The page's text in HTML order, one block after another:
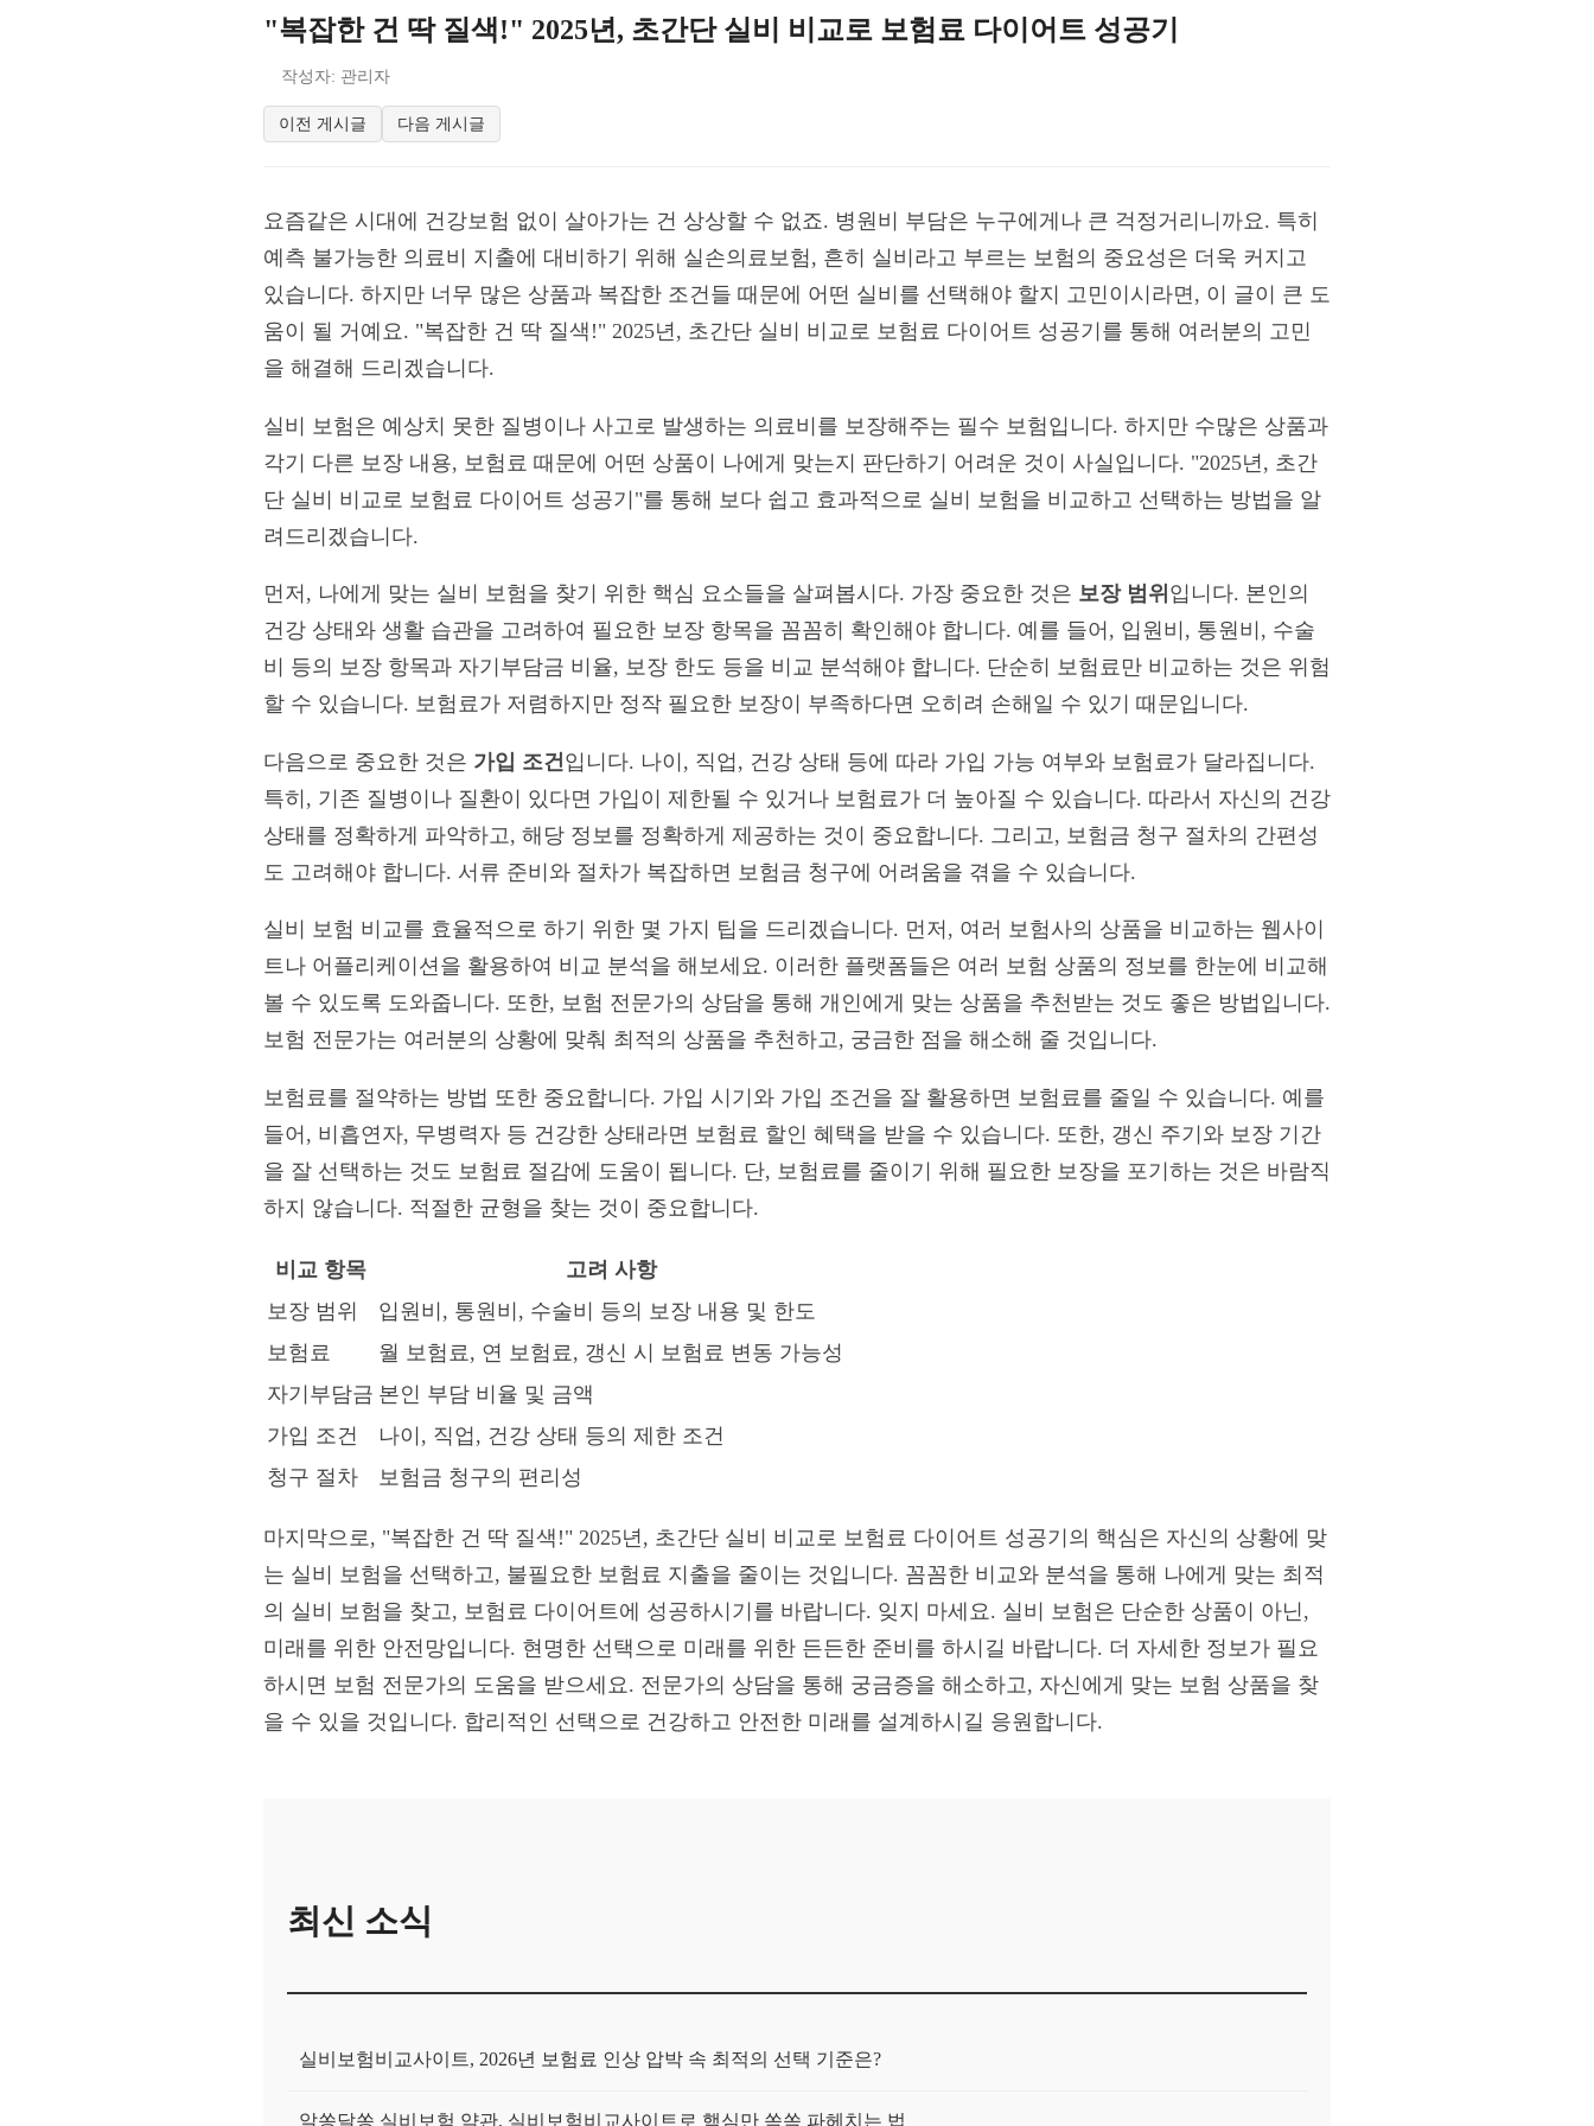
"복잡한 건 딱 질색!" 2025년, 초간단 실비 비교로 보험료 다이어트 성공기
작성자: 관리자
이전 게시글 다음 게시글
요즘같은 시대에 건강보험 없이 살아가는 건 상상할 수 없죠. 병원비 부담은 누구에게나 큰 걱정거리니까요. 특히
예측 불가능한 의료비 지출에 대비하기 위해 실손의료보험, 흔히 실비라고 부르는 보험의 중요성은 더욱 커지고
있습니다. 하지만 너무 많은 상품과 복잡한 조건들 때문에 어떤 실비를 선택해야 할지 고민이시라면, 이 글이 큰 도
움이 될 거예요. "복잡한 건 딱 질색!" 2025년, 초간단 실비 비교로 보험료 다이어트 성공기를 통해 여러분의 고민
을 해결해 드리겠습니다.
실비 보험은 예상치 못한 질병이나 사고로 발생하는 의료비를 보장해주는 필수 보험입니다. 하지만 수많은 상품과
각기 다른 보장 내용, 보험료 때문에 어떤 상품이 나에게 맞는지 판단하기 어려운 것이 사실입니다. "2025년, 초간
단 실비 비교로 보험료 다이어트 성공기"를 통해 보다 쉽고 효과적으로 실비 보험을 비교하고 선택하는 방법을 알
려드리겠습니다.
먼저, 나에게 맞는 실비 보험을 찾기 위한 핵심 요소들을 살펴봅시다. 가장 중요한 것은 보장 범위 입니다. 본인의
건강 상태와 생활 습관을 고려하여 필요한 보장 항목을 꼼꼼히 확인해야 합니다. 예를 들어, 입원비, 통원비, 수술
비 등의 보장 항목과 자기부담금 비율, 보장 한도 등을 비교 분석해야 합니다. 단순히 보험료만 비교하는 것은 위험
할 수 있습니다. 보험료가 저렴하지만 정작 필요한 보장이 부족하다면 오히려 손해일 수 있기 때문입니다.
다음으로 중요한 것은 가입 조건입니다. 나이, 직업, 건강 상태 등에 따라 가입 가능 여부와 보험료가 달라집니다.
특히, 기존 질병이나 질환이 있다면 가입이 제한될 수 있거나 보험료가 더 높아질 수 있습니다. 따라서 자신의 건강
상태를 정확하게 파악하고, 해당 정보를 정확하게 제공하는 것이 중요합니다. 그리고, 보험금 청구 절차의 간편성
도 고려해야 합니다. 서류 준비와 절차가 복잡하면 보험금 청구에 어려움을 겪을 수 있습니다.
실비 보험 비교를 효율적으로 하기 위한 몇 가지 팁을 드리겠습니다. 먼저, 여러 보험사의 상품을 비교하는 웹사이
트나 어플리케이션을 활용하여 비교 분석을 해보세요. 이러한 플랫폼들은 여러 보험 상품의 정보를 한눈에 비교해
볼 수 있도록 도와줍니다. 또한, 보험 전문가의 상담을 통해 개인에게 맞는 상품을 추천받는 것도 좋은 방법입니다.
보험 전문가는 여러분의 상황에 맞춰 최적의 상품을 추천하고, 궁금한 점을 해소해 줄 것입니다.
보험료를 절약하는 방법 또한 중요합니다. 가입 시기와 가입 조건을 잘 활용하면 보험료를 줄일 수 있습니다. 예를
들어, 비흡연자, 무병력자 등 건강한 상태라면 보험료 할인 혜택을 받을 수 있습니다. 또한, 갱신 주기와 보장 기간
을 잘 선택하는 것도 보험료 절감에 도움이 됩니다. 단, 보험료를 줄이기 위해 필요한 보장을 포기하는 것은 바람직
하지 않습니다. 적절한 균형을 찾는 것이 중요합니다.
비교 항목
고려 사항
보장 범위
입원비, 통원비, 수술비 등의 보장 내용 및 한도
보험료
월 보험료, 연 보험료, 갱신 시 보험료 변동 가능성
자기부담금 본인 부담 비율 및 금액
가입 조건
나이, 직업, 건강 상태 등의 제한 조건
청구 절차
보험금 청구의 편리성
마지막으로, "복잡한 건 딱 질색!" 2025년, 초간단 실비 비교로 보험료 다이어트 성공기의 핵심은 자신의 상황에 맞
는 실비 보험을 선택하고, 불필요한 보험료 지출을 줄이는 것입니다. 꼼꼼한 비교와 분석을 통해 나에게 맞는 최적
의 실비 보험을 찾고, 보험료 다이어트에 성공하시기를 바랍니다. 잊지 마세요. 실비 보험은 단순한 상품이 아닌,
미래를 위한 안전망입니다. 현명한 선택으로 미래를 위한 든든한 준비를 하시길 바랍니다. 더 자세한 정보가 필요
하시면 보험 전문가의 도움을 받으세요. 전문가의 상담을 통해 궁금증을 해소하고, 자신에게 맞는 보험 상품을 찾
을 수 있을 것입니다. 합리적인 선택으로 건강하고 안전한 미래를 설계하시길 응원합니다.
최신 소식
실비보험비교사이트, 2026년 보험료 인상 압박 속 최적의 선택 기준은?
알쏭달쏭 실비보험 약관, 실비보험비교사이트로 핵심만 쏙쏙 파헤치는 법